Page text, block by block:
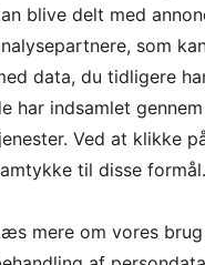
Tlf.+45 97 37 32 00
blive delt med
som
data, du tidligere
har indsamlet
Ved at klikke
til disse formål.
mere om vores